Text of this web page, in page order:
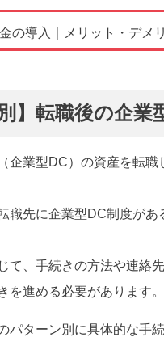
の導入｜メリット・デメ
】転職後の企
企業型DC）の資産を転
職先に企業型DC制度が
て、手続きの方法や連絡
を進める必要があります。
パターン別に具体的な手